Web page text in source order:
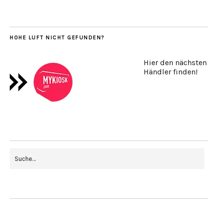
HOHE LUFT NICHT GEFUNDEN?
Hier den nächsten
Händler finden!